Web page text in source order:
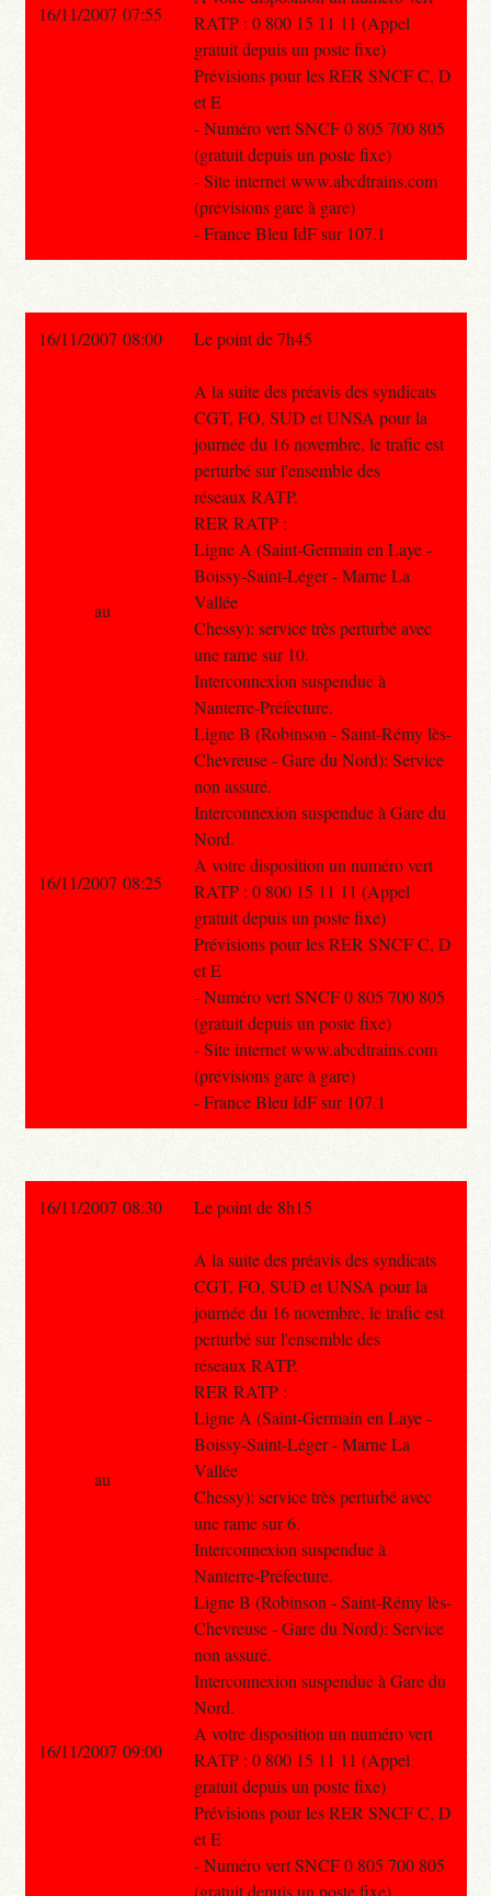
RATP : 0 800 15 11 11 (Appel
gratuit depuis un poste fixe)
Prévisions pour les RER SNCF C, D
et E
- Numéro vert SNCF 0 805 700 805
(gratuit depuis un poste fixe)
- Site internet www.abcdtrains.com
(prévisions gare à gare)
- France Bleu IdF sur 107.1
16/11/2007 07:55
16/11/2007 08:00 Le point de 7h45
A la suite des préavis des syndicats
CGT, FO, SUD et UNSA pour la
journée du 16 novembre, le trafic est
perturbé sur l'ensemble des
réseaux RATP.
RER RATP :
Ligne A (Saint-Germain en Laye -
Boissy-Saint-Léger - Marne La
Vallée
Chessy): service très perturbé avec
une rame sur 10.
Interconnexion suspendue à
Nanterre-Préfecture.
Ligne B (Robinson - Saint-Rémy lès-
Chevreuse - Gare du Nord): Service
non assuré.
Interconnexion suspendue à Gare du
Nord.
A votre disposition un numéro vert
RATP : 0 800 15 11 11 (Appel
gratuit depuis un poste fixe)
Prévisions pour les RER SNCF C, D
et E
- Numéro vert SNCF 0 805 700 805
(gratuit depuis un poste fixe)
- Site internet www.abcdtrains.com
(prévisions gare à gare)
- France Bleu IdF sur 107.1
au
16/11/2007 08:25
16/11/2007 08:30 Le point de 8h15
A la suite des préavis des syndicats
CGT, FO, SUD et UNSA pour la
journée du 16 novembre, le trafic est
perturbé sur l'ensemble des
réseaux RATP.
RER RATP :
Ligne A (Saint-Germain en Laye -
Boissy-Saint-Léger - Marne La
Vallée
Chessy): service très perturbé avec
une rame sur 6.
Interconnexion suspendue à
Nanterre-Préfecture.
Ligne B (Robinson - Saint-Rémy lès-
Chevreuse - Gare du Nord): Service
non assuré.
Interconnexion suspendue à Gare du
Nord.
A votre disposition un numéro vert
RATP : 0 800 15 11 11 (Appel
gratuit depuis un poste fixe)
Prévisions pour les RER SNCF C, D
et E
- Numéro vert SNCF 0 805 700 805
(gratuit depuis un poste fixe)
au
16/11/2007 09:00